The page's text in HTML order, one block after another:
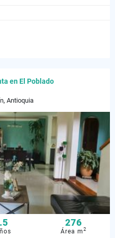
en El Poblado
Antioquia
276
Área m2